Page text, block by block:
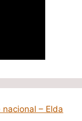
nacional – Elda